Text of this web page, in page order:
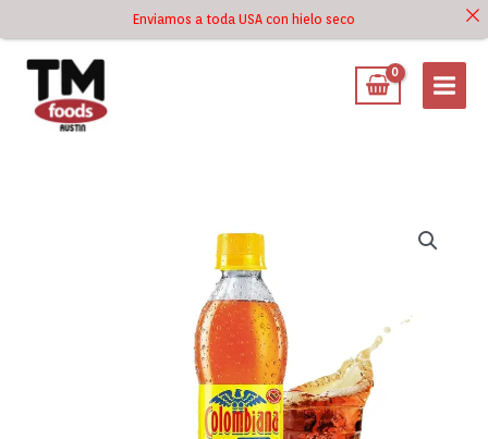
Enviamos a toda USA con hielo seco
al
contenido